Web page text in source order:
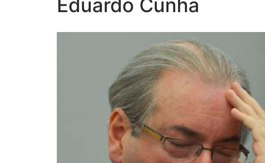
Eduardo Cunha